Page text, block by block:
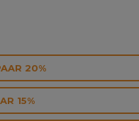
20%
15%